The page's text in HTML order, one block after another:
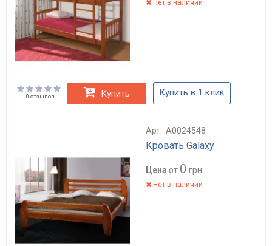
Нет в наличии
0 отзывов Купить Купить в 1 клик
Арт.: А0024548
Кровать Galaxy
Цена от 0 грн.
Нет в наличии